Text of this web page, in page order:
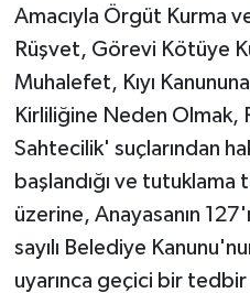
Amacıyla Örgüt Kurma
Rüşvet, Görevi Kötüye
Muhalefet, Kıyı
Kirliliğine Neden Olmak,
Sahtecilik' suçlarından
başlandığı ve tutuklama
üzerine, Anayasanın
sayılı Belediye
uyarınca geçici bir